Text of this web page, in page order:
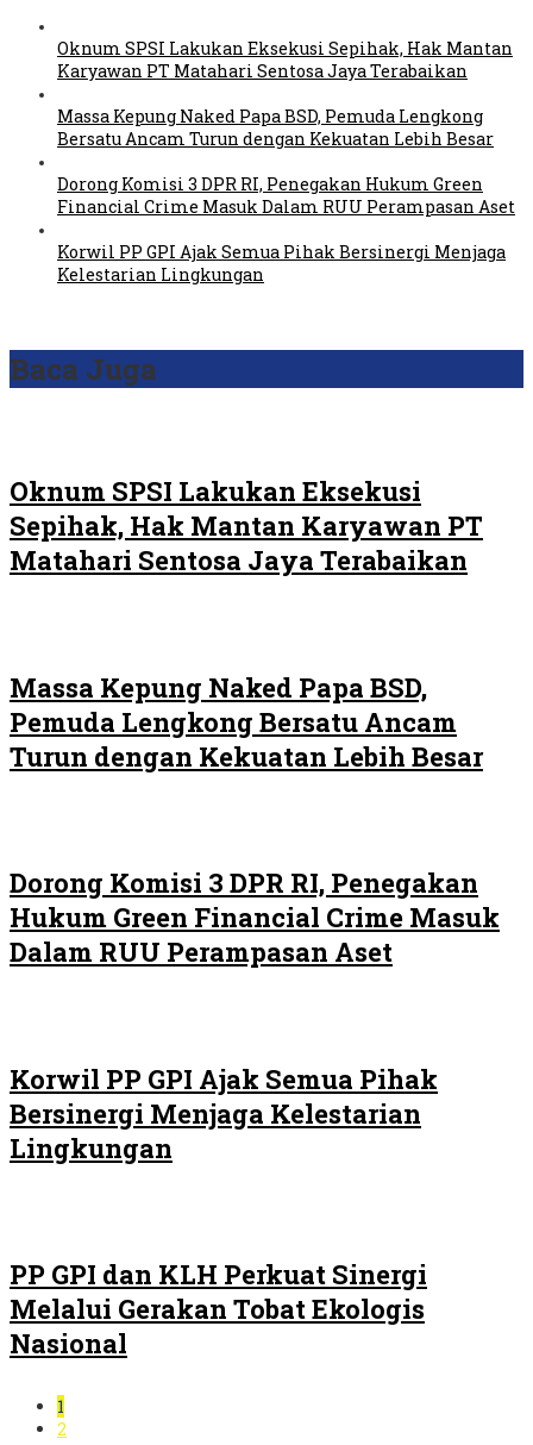
Oknum SPSI Lakukan Eksekusi Sepihak, Hak Mantan
Karyawan PT Matahari Sentosa Jaya Terabaikan
Massa Kepung Naked Papa BSD, Pemuda Lengkong
Bersatu Ancam Turun dengan Kekuatan Lebih Besar
Dorong Komisi 3 DPR RI, Penegakan Hukum Green
Financial Crime Masuk Dalam RUU Perampasan Aset
Korwil PP GPI Ajak Semua Pihak Bersinergi Menjaga
Kelestarian Lingkungan
Baca Juga
Oknum SPSI Lakukan Eksekusi
Sepihak, Hak Mantan Karyawan PT
Matahari Sentosa Jaya Terabaikan
Massa Kepung Naked Papa BSD,
Pemuda Lengkong Bersatu Ancam
Turun dengan Kekuatan Lebih Besar
Dorong Komisi 3 DPR RI, Penegakan
Hukum Green Financial Crime Masuk
Dalam RUU Perampasan Aset
Korwil PP GPI Ajak Semua Pihak
Bersinergi Menjaga Kelestarian
Lingkungan
PP GPI dan KLH Perkuat Sinergi
Melalui Gerakan Tobat Ekologis
Nasional
1
2